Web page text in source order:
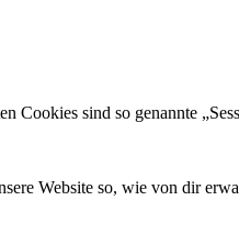
Cookies sind so genannte
Website so, wie von dir